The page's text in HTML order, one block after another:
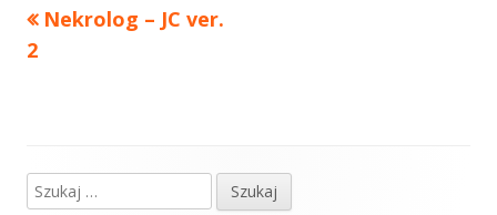
Nawigacja
Poprzedni
Nekrolog – JC ver.
2
Główny
Szukaj: